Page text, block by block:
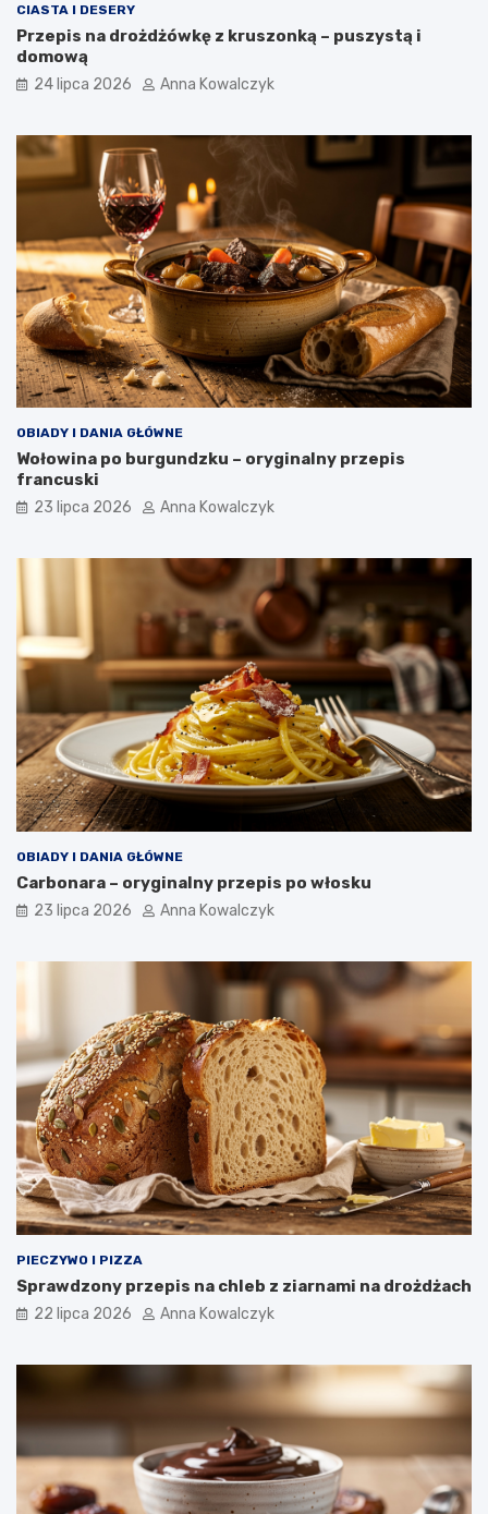
CIASTA I DESERY
Przepis na drożdżówkę z kruszonką – puszystą i
domową
24 lipca 2026 Anna Kowalczyk
OBIADY I DANIA GŁÓWNE
Wołowina po burgundzku – oryginalny przepis
francuski
23 lipca 2026 Anna Kowalczyk
OBIADY I DANIA GŁÓWNE
Carbonara – oryginalny przepis po włosku
23 lipca 2026 Anna Kowalczyk
PIECZYWO I PIZZA
Sprawdzony przepis na chleb z ziarnami na drożdżach
22 lipca 2026 Anna Kowalczyk